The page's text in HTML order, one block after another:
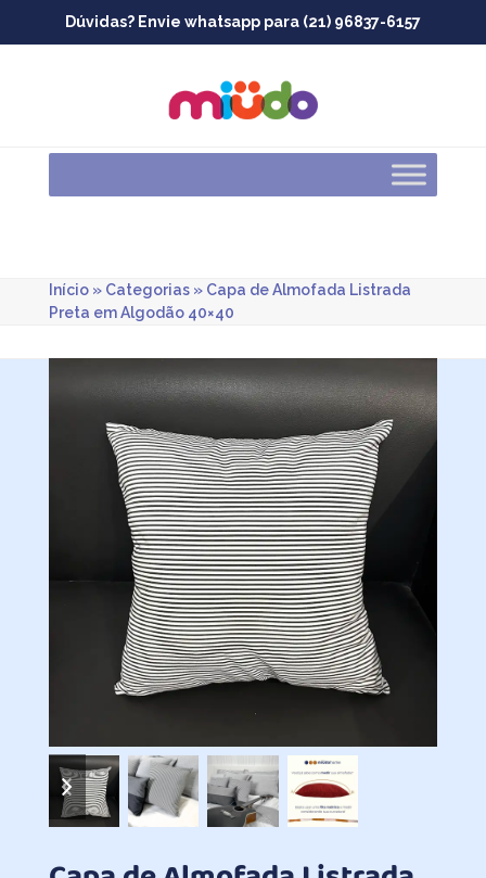
Dúvidas? Envie whatsapp para (21) 96837-6157
Início» Categorias» Capa de Almofada Listrada
Preta em Algodão 40×40
previous
slide
next
slide